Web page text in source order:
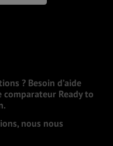
? Besoin d’aide
Ready to
nous nous